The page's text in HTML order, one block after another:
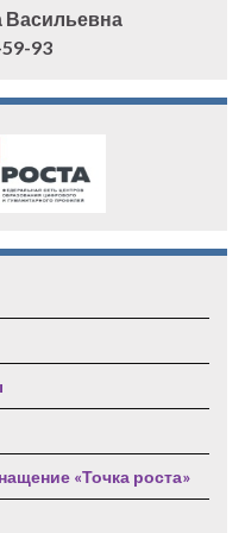
Васильевна
93
«Точка роста»